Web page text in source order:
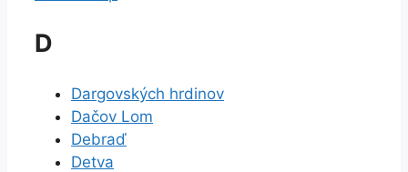
D
Dargovských hrdinov
Dačov Lom
Debraď
Detva